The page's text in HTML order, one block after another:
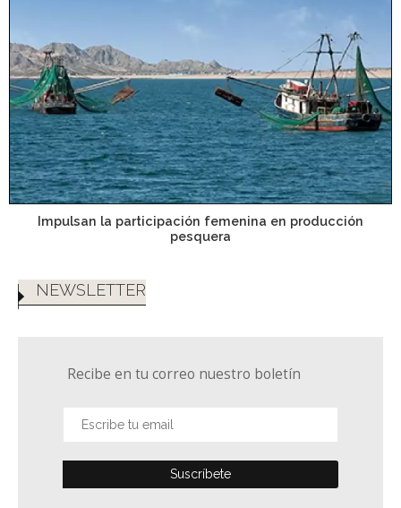
Impulsan la participación femenina en producción
pesquera
NEWSLETTER
Recibe en tu correo nuestro boletín